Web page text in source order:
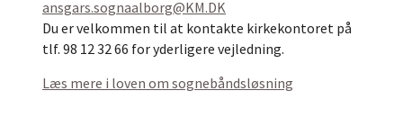
ansgars.sognaalborg@KM.DK
Du er velkommen til at kontakte kirkekontoret på
tlf. 98 12 32 66 for yderligere vejledning.
Læs mere i loven om sognebåndsløsning